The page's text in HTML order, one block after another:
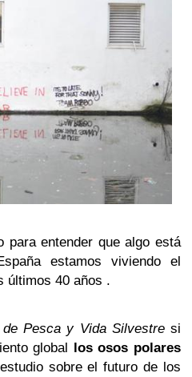
para entender que algo está
estamos viviendo el
últimos 40 años .
Pesca y Vida Silvestresi
global los osos polares
sobre el futuro de los